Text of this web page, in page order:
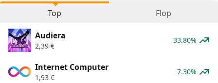
Top Flop
Audiera
2,39 €
33.80%
Internet Computer
1,93 €
7.30%